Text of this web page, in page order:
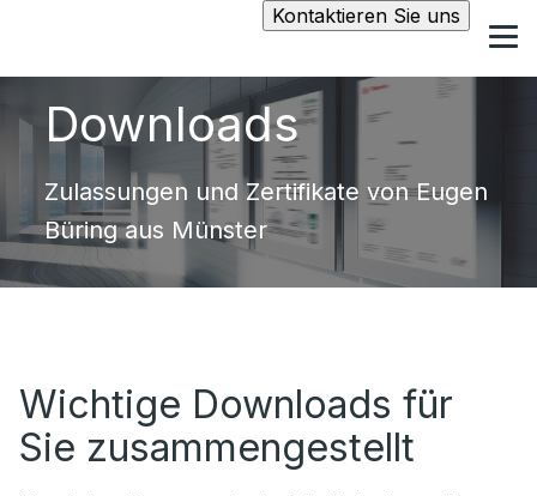
Kontaktieren Sie uns
Downloads
Zulassungen und Zertifikate von Eugen
Büring aus Münster
Wichtige Downloads für
Sie zusammengestellt